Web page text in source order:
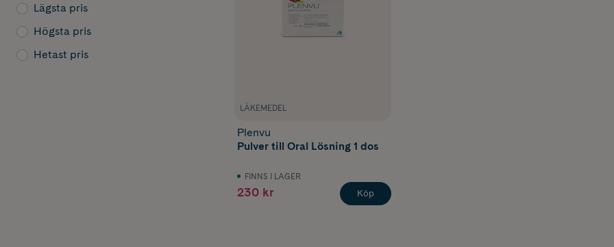
Lägsta pris
Högsta pris
Hetast pris
LÄKEMEDEL
Plenvu
Pulver till Oral Lösning 1 dos
FINNS I LAGER
230 kr Köp